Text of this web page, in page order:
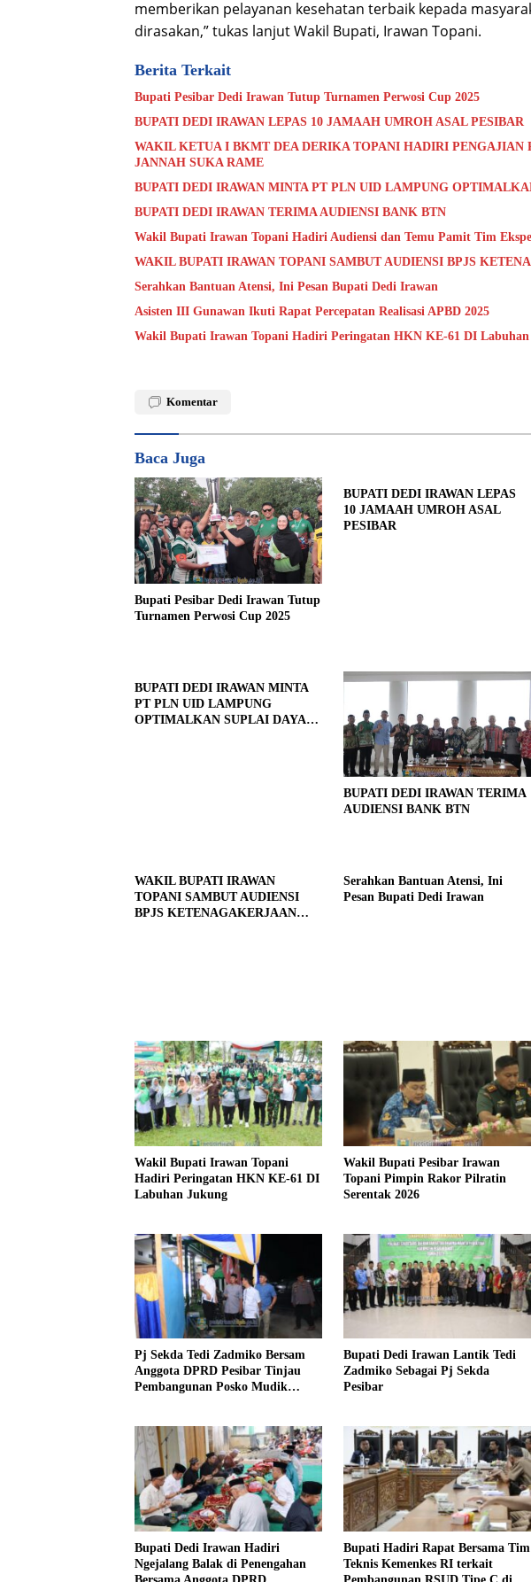
memberikan pelayanan kesehatan terbaik kepada
dirasakan,” tukas lanjut Wakil Bupati, Irawan Topani.
Berita Terkait
Bupati Pesibar Dedi Irawan Tutup Turnamen Perwosi Cup 2025
BUPATI DEDI IRAWAN LEPAS 10 JAMAAH UMROH ASAL PESIBAR
WAKIL KETUA I BKMT DEA DERIKA TOPANI HADIRI
JANNAH SUKA RAME
BUPATI DEDI IRAWAN MINTA PT PLN UID LAMPUNG
BUPATI DEDI IRAWAN TERIMA AUDIENSI BANK BTN
Wakil Bupati Irawan Topani Hadiri Audiensi dan Temu Pamit Tim
WAKIL BUPATI IRAWAN TOPANI SAMBUT AUDIENSI BPJS
Serahkan Bantuan Atensi, Ini Pesan Bupati Dedi Irawan
Asisten III Gunawan Ikuti Rapat Percepatan Realisasi APBD 2025
Wakil Bupati Irawan Topani Hadiri Peringatan HKN KE-61 DI
Komentar
Baca Juga
Bupati Pesibar Dedi Irawan Tutup
Turnamen Perwosi Cup 2025
BUPATI DEDI IRAWAN LEPAS
10 JAMAAH UMROH ASAL
PESIBAR
BUPATI DEDI IRAWAN MINTA
PT PLN UID LAMPUNG
OPTIMALKAN SUPLAI DAYA
BUPATI DEDI IRAWAN TERIMA
AUDIENSI BANK BTN
WAKIL BUPATI IRAWAN
TOPANI SAMBUT AUDIENSI
BPJS KETENAGAKERJAAN
Serahkan Bantuan Atensi, Ini
Pesan Bupati Dedi Irawan
Wakil Bupati Irawan Topani
Hadiri Peringatan HKN KE-61 DI
Labuhan Jukung
Wakil Bupati Pesibar Irawan
Topani Pimpin Rakor Pilratin
Serentak 2026
Pj Sekda Tedi Zadmiko Bersam
Anggota DPRD Pesibar Tinjau
Pembangunan Posko Mudik
Bupati Dedi Irawan Lantik Tedi
Zadmiko Sebagai Pj Sekda
Pesibar
Bupati Dedi Irawan Hadiri
Ngejalang Balak di Penengahan
Bupati Hadiri Rapat Bersama Tim
Teknis Kemenkes RI terkait